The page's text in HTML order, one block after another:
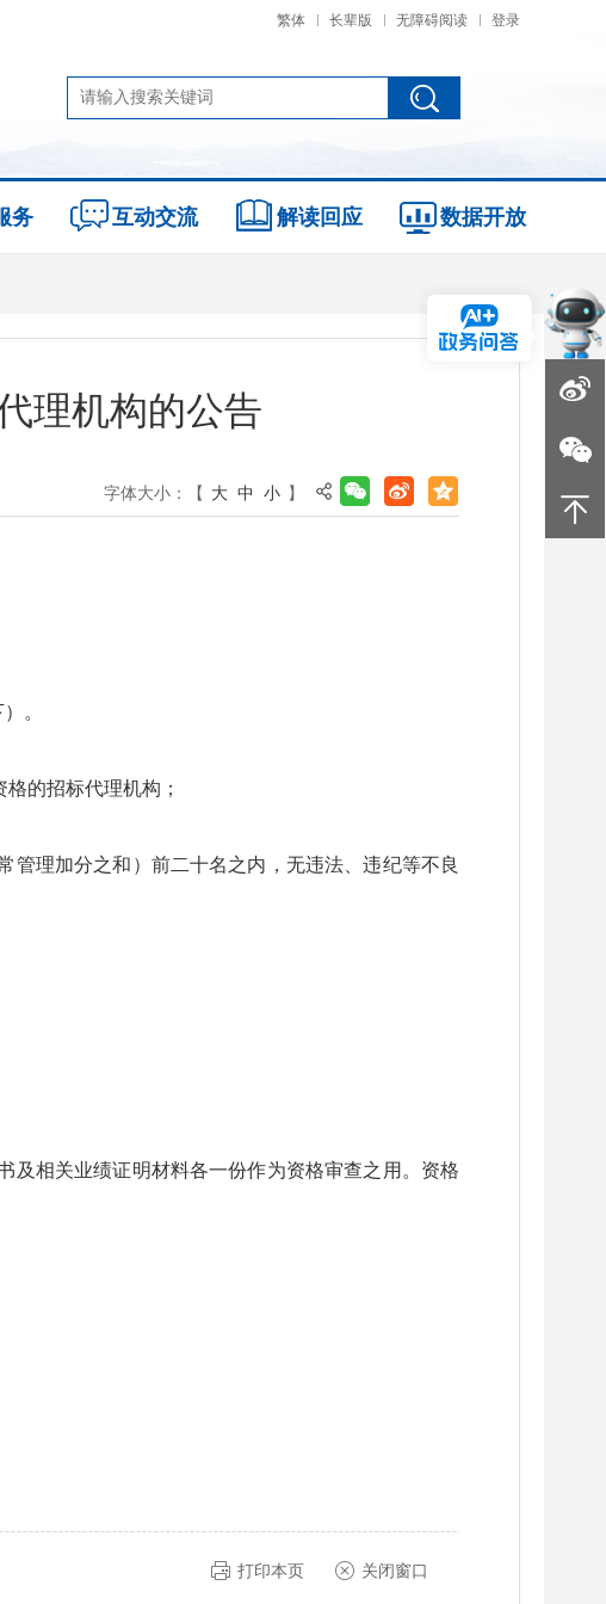
繁体 长辈版 无障碍阅读 登录
务 互动交流 解读回应 数据开放
理机构的公告
字体大小：【 大 中 小 】
。
的招标代理机构；
管理加分之和）前二十名之内，无违法、违纪等不良
及相关业绩证明材料各一份作为资格审查之用。资格
打印本页 关闭窗口